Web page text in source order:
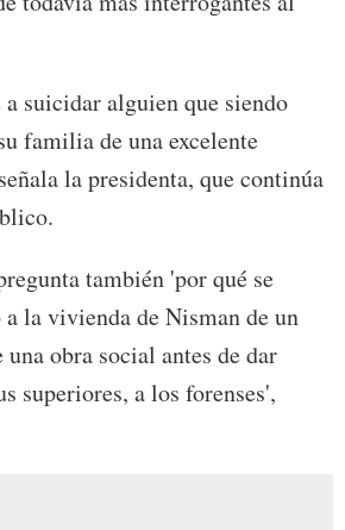
a suicidar alguien que siendo
familia de una excelente
la presidenta, que continúa
también 'por qué se
la vivienda de Nisman de un
obra social antes de dar
superiores, a los forenses',